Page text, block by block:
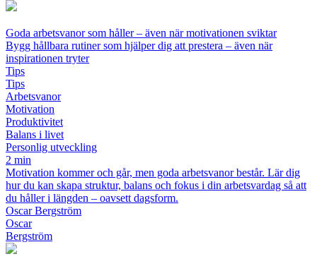
Goda arbetsvanor som håller – även när motivationen sviktar
Bygg hållbara rutiner som hjälper dig att prestera – även när
inspirationen tryter
Tips
Tips
Arbetsvanor
Motivation
Produktivitet
Balans i livet
Personlig utveckling
2 min
Motivation kommer och går, men goda arbetsvanor består. Lär dig
hur du kan skapa struktur, balans och fokus i din arbetsvardag så att
du håller i längden – oavsett dagsform.
Oscar Bergström
Oscar
Bergström